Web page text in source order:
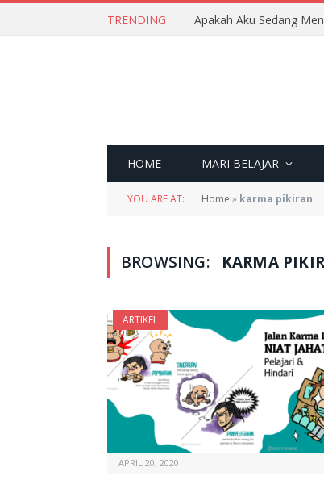
TRENDING Apakah Aku Sedang
HOME MARI BELAJAR
YOU ARE AT: Home » karma pikiran
BROWSING: KARMA
ARTIKEL
APRIL 20, 2020